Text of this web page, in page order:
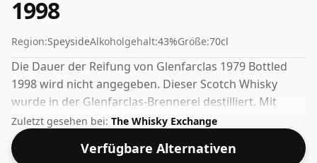
1998
Region:SpeysideAlkoholgehalt:43%Größe:70cl
Die Dauer der Reifung von Glenfarclas 1979 Bottled
1998 wird nicht angegeben. Dieser Scotch Whisky
wurde in der Glenfarclas-Brennerei destilliert. Mit
einem Volumen von 43 % Vol. wird dieser Whisky in
optimaler Trinkstärke abgefüllt. Pur oder mit einem
Tropfen Wasser genießen.
Zuletzt gesehen bei: The Whisky Exchange
Verfügbare Alternativen